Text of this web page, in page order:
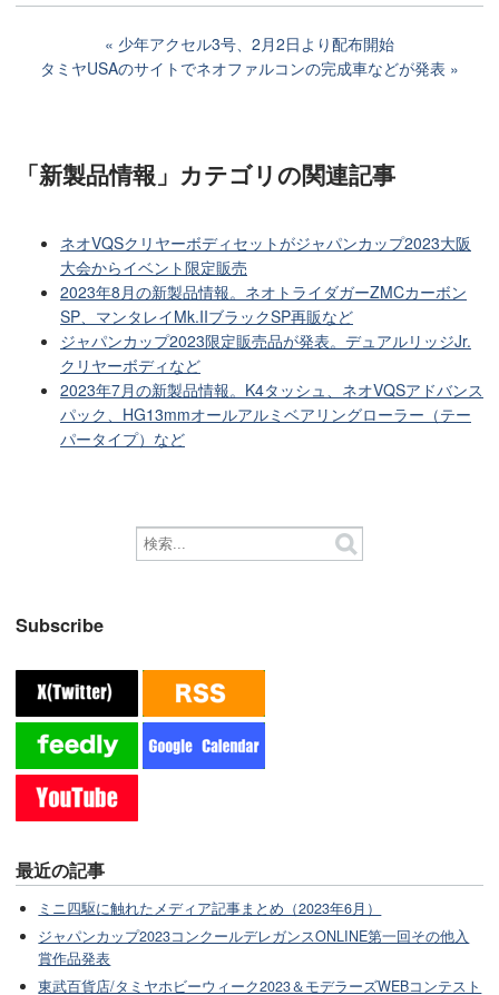
少年アクセル3号、2月2日より配布開始
タミヤUSAのサイトでネオファルコンの完成車などが発表
「新製品情報」カテゴリの関連記事
ネオVQSクリヤーボディセットがジャパンカップ2023大阪
大会からイベント限定販売
2023年8月の新製品情報。ネオトライダガーZMCカーボン
SP、マンタレイMk.IIブラックSP再販など
ジャパンカップ2023限定販売品が発表。デュアルリッジJr.
クリヤーボディなど
2023年7月の新製品情報。K4タッシュ、ネオVQSアドバンス
パック、HG13mmオールアルミベアリングローラー（テー
パータイプ）など
Subscribe
最近の記事
ミニ四駆に触れたメディア記事まとめ（2023年6月）
ジャパンカップ2023コンクールデレガンスONLINE第一回その他入
賞作品発表
東武百貨店/タミヤホビーウィーク2023＆モデラーズWEBコンテスト